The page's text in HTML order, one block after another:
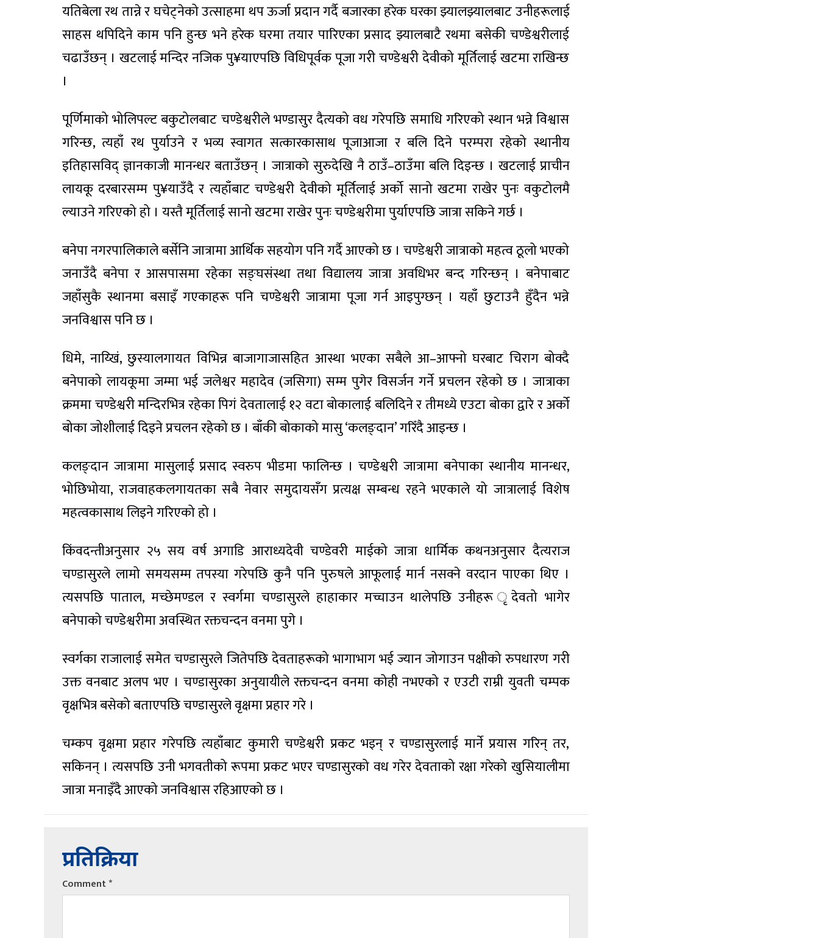
यतिबेला रथ तान्ने र घचेट्नेको उत्साहमा थप ऊर्जा प्रदान गर्दै बजारका हरेक घरका झ्यालझ्यालबाट उनीहरूलाई
साहस थपिदिने काम पनि हुन्छ भने हरेक घरमा तयार पारिएका प्रसाद झ्यालबाटै रथमा बसेकी चण्डेश्वरीलाई
चढाउँछन् । खटलाई मन्दिर नजिक पु¥याएपछि विधिपूर्वक पूजा गरी चण्डेश्वरी देवीको मूर्तिलाई खटमा राखिन्छ
।
पूर्णिमाको भोलिपल्ट बकुटोलबाट चण्डेश्वरीले भण्डासुर दैत्यको वध गरेपछि समाधि गरिएको स्थान भन्ने विश्वास
गरिन्छ, त्यहाँ रथ पुर्याउने र भव्य स्वागत सत्कारकासाथ पूजाआजा र बलि दिने परम्परा रहेको स्थानीय
इतिहासविद् ज्ञानकाजी मानन्धर बताउँछन् । जात्राको सुरुदेखि नै ठाउँ–ठाउँमा बलि दिइन्छ । खटलाई प्राचीन
लायकू दरबारसम्म पु¥याउँदै र त्यहाँबाट चण्डेश्वरी देवीको मूर्तिलाई अर्को सानो खटमा राखेर पुनः वकुटोलमै
ल्याउने गरिएको हो । यस्तै मूर्तिलाई सानो खटमा राखेर पुनः चण्डेश्वरीमा पुर्याएपछि जात्रा सकिने गर्छ ।
बनेपा नगरपालिकाले बर्सेनि जात्रामा आर्थिक सहयोग पनि गर्दै आएको छ । चण्डेश्वरी जात्राको महत्व ठूलो भएको
जनाउँदै बनेपा र आसपासमा रहेका सङ्घसंस्था तथा विद्यालय जात्रा अवधिभर बन्द गरिन्छन् । बनेपाबाट
जहाँसुकै स्थानमा बसाइँ गएकाहरू पनि चण्डेश्वरी जात्रामा पूजा गर्न आइपुग्छन् । यहाँ छुटाउनै हुँदैन भन्ने
जनविश्वास पनि छ ।
धिमे, नाय्खिं, छुस्यालगायत विभिन्न बाजागाजासहित आस्था भएका सबैले आ–आफ्नो घरबाट चिराग बोक्दै
बनेपाको लायकूमा जम्मा भई जलेश्वर महादेव (जसिगा) सम्म पुगेर विसर्जन गर्ने प्रचलन रहेको छ । जात्राका
क्रममा चण्डेश्वरी मन्दिरभित्र रहेका पिगं देवतालाई १२ वटा बोकालाई बलिदिने र तीमध्ये एउटा बोका द्वारे र अर्को
बोका जोशीलाई दिइने प्रचलन रहेको छ । बाँकी बोकाको मासु ‘कलङ्दान’ गरिँदै आइन्छ ।
कलङ्दान जात्रामा मासुलाई प्रसाद स्वरुप भीडमा फालिन्छ । चण्डेश्वरी जात्रामा बनेपाका स्थानीय मानन्धर,
भोछिभोया, राजवाहकलगायतका सबै नेवार समुदायसँग प्रत्यक्ष सम्बन्ध रहने भएकाले यो जात्रालाई विशेष
महत्वकासाथ लिइने गरिएको हो ।
किंवदन्तीअनुसार २५ सय वर्ष अगाडि आराध्यदेवी चण्डेवरी माईको जात्रा धार्मिक कथनअनुसार दैत्यराज
चण्डासुरले लामो समयसम्म तपस्या गरेपछि कुनै पनि पुरुषले आफूलाई मार्न नसक्ने वरदान पाएका थिए ।
त्यसपछि पाताल, मच्छेमण्डल र स्वर्गमा चण्डासुरले हाहाकार मच्चाउन थालेपछि उनीहरू ृदेवतो भागेर
बनेपाको चण्डेश्वरीमा अवस्थित रक्तचन्दन वनमा पुगे ।
स्वर्गका राजालाई समेत चण्डासुरले जितेपछि देवताहरूको भागाभाग भई ज्यान जोगाउन पक्षीको रुपधारण गरी
उक्त वनबाट अलप भए । चण्डासुरका अनुयायीले रक्तचन्दन वनमा कोही नभएको र एउटी राम्री युवती चम्पक
वृक्षभित्र बसेको बताएपछि चण्डासुरले वृक्षमा प्रहार गरे ।
चम्कप वृक्षमा प्रहार गरेपछि त्यहाँबाट कुमारी चण्डेश्वरी प्रकट भइन् र चण्डासुरलाई मार्ने प्रयास गरिन् तर,
सकिनन् । त्यसपछि उनी भगवतीको रूपमा प्रकट भएर चण्डासुरको वध गरेर देवताको रक्षा गरेको खुसियालीमा
जात्रा मनाइँदै आएको जनविश्वास रहिआएको छ ।
प्रतिक्रिया
Comment*